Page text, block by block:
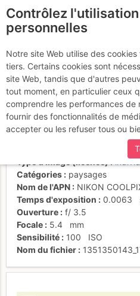
Couché de
Chaillexon
Activités
Date/heure
Catégories
paysages
Nom de l'APN
NIKON
Temps d'exposition
0.0063
Ouverture
f/ 3.5
Focale
5.4
mm
Sensibilité
100
ISO
Nom du fichier
Contrôlez
personnelles
Notre site Web utilise des
tiers. Certains cookies sont
site Web, tandis que d'autres
tout moment, en particulier ceux
comprendre les performances de
fournir des fonctionnalités de
accepter ou les refuser tous ou